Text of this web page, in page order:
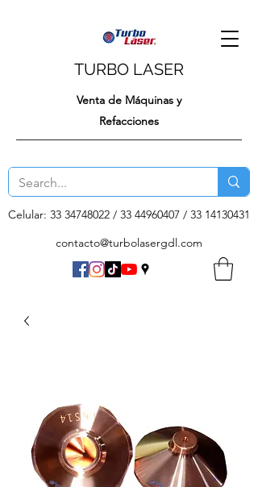
TURBO LASER
Venta de Máquinas y
Refacciones
Celular: 33 34748022 / 33 44960407 / 33 14130431
contacto@turbolasergdl.com